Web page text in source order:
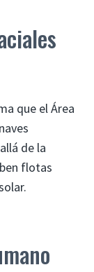
que el Área
de la
flotas